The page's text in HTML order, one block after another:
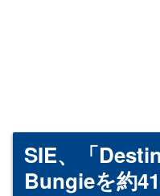
SIE、「
Bungieを約